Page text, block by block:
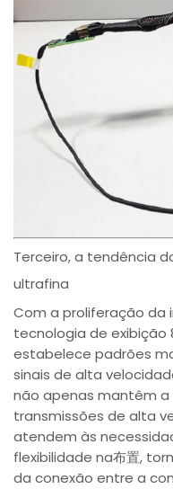
Terceiro, a tendência
ultrafina
Com a proliferação da
tecnologia de exibição
estabelece padrões
sinais de alta
não apenas mantêm
transmissões de alta
atendem às
flexibilidade na布置,
da conexão entre a